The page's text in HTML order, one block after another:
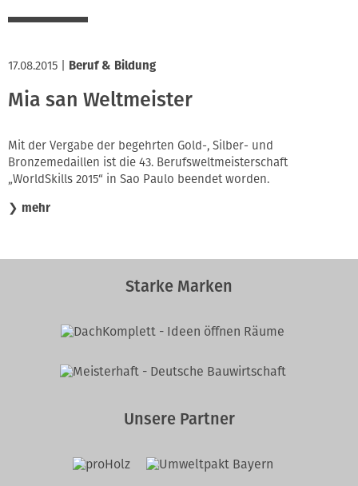
17.08.2015 Beruf & Bildung
Mia san Weltmeister
Mit der Vergabe der begehrten Gold-, Silber- und
Bronzemedaillen ist die 43. Berufsweltmeisterschaft
„WorldSkills 2015“ in Sao Paulo beendet worden.
❯ mehr
Starke Marken
Unsere Partner